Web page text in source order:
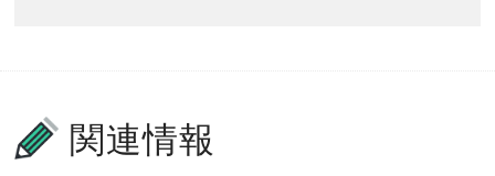
関連情報